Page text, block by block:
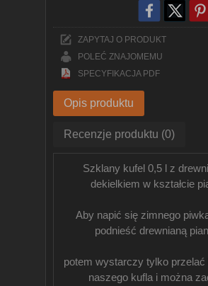
ZAPYTAJ O PRODUKT
POLEĆ ZNAJOMEMU
SPECYFIKACJA PDF
Opis produktu
Recenzje produktu (0)
Szklany kufel 0,5 l z
dekielkiem w kształcie
Aby napić się zimnego
podnieść drewnianą
potem wystarczy tylko przelać
naszego kufla i można